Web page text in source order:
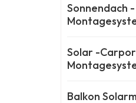
Sonnendach -
Solar -
Balkon